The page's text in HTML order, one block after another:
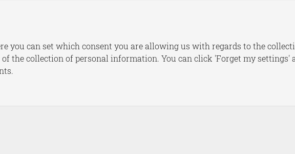
you can set which consent you are allowing us with regards to the
the collection of personal information. You can click 'Forget my settings'